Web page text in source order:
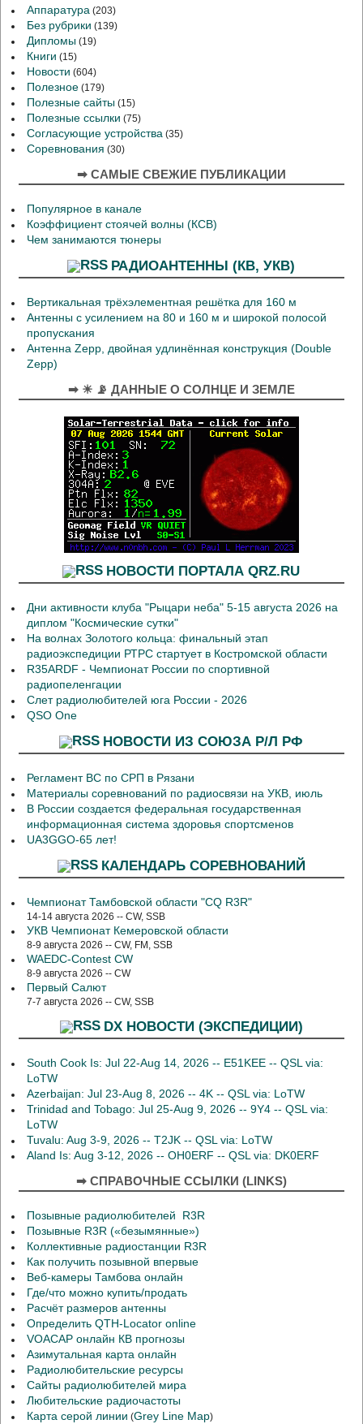
Аппаратура (203)
Без рубрики (139)
Дипломы (19)
Книги (15)
Новости (604)
Полезное (179)
Полезные сайты (15)
Полезные ссылки (75)
Согласующие устройства (35)
Соревнования (30)
➡ САМЫЕ СВЕЖИЕ ПУБЛИКАЦИИ
Популярное в канале
Коэффициент стоячей волны (КСВ)
Чем занимаются тюнеры
РАДИОАНТЕННЫ (КВ, УКВ)
Вертикальная трёхэлементная решётка для 160 м
Антенны с усилением на 80 и 160 м и широкой полосой
пропускания
Антенна Zepp, двойная удлинённая конструкция (Double
Zepp)
➡ ☀ 📡 ДАННЫЕ О СОЛНЦЕ И ЗЕМЛЕ
НОВОСТИ ПОРТАЛА QRZ.RU
Дни активности клуба "Рыцари неба" 5-15 августа 2026 на
диплом "Космические сутки"
На волнах Золотого кольца: финальный этап
радиоэкспедиции РТРС стартует в Костромской области
R35ARDF - Чемпионат России по спортивной
радиопеленгации
Слет радиолюбителей юга России - 2026
QSO One
НОВОСТИ ИЗ СОЮЗА Р/Л РФ
Регламент ВС по СРП в Рязани
Материалы соревнований по радиосвязи на УКВ, июль
В России создается федеральная государственная
информационная система здоровья спортсменов
UA3GGO-65 лет!
КАЛЕНДАРЬ СОРЕВНОВАНИЙ
Чемпионат Тамбовской области "CQ R3R"
14-14 августа 2026 -- CW, SSB
УКВ Чемпионат Кемеровской области
8-9 августа 2026 -- CW, FM, SSB
WAEDC-Contest CW
8-9 августа 2026 -- CW
Первый Салют
7-7 августа 2026 -- CW, SSB
DX НОВОСТИ (ЭКСПЕДИЦИИ)
South Cook Is: Jul 22-Aug 14, 2026 -- E51KEE -- QSL via:
LoTW
Azerbaijan: Jul 23-Aug 8, 2026 -- 4K -- QSL via: LoTW
Trinidad and Tobago: Jul 25-Aug 9, 2026 -- 9Y4 -- QSL via:
LoTW
Tuvalu: Aug 3-9, 2026 -- T2JK -- QSL via: LoTW
Aland Is: Aug 3-12, 2026 -- OH0ERF -- QSL via: DK0ERF
➡ СПРАВОЧНЫЕ ССЫЛКИ (LINKS)
Позывные радиолюбителей R3R
Позывные R3R («безымянные»)
Коллективные радиостанции R3R
Как получить позывной впервые
Веб-камеры Тамбова онлайн
Где/что можно купить/продать
Расчёт размеров антенны
Определить QTH-Locator online
VOACAP онлайн КВ прогнозы
Азимутальная карта онлайн
Радиолюбительские ресурсы
Сайты радиолюбителей мира
Любительские радиочастоты
Карта серой линии (Grey Line Map)